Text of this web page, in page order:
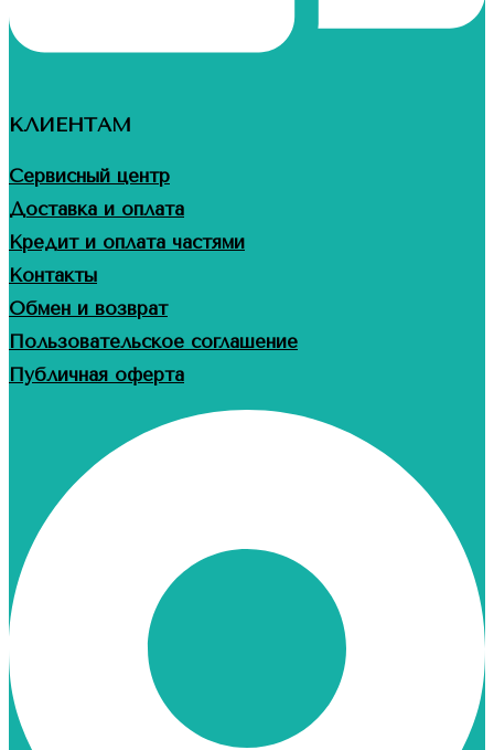
КЛИЕНТАМ
Сервисный центр
Доставка и оплата
Кредит и оплата частями
Контакты
Обмен и возврат
Пользовательское соглашение
Публичная оферта